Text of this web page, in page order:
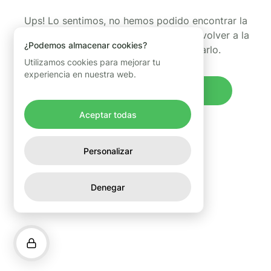
Ups! Lo sentimos, no hemos podido encontrar la
página que estabas buscando. Puedes volver a la
página de inicio y volver a intentarlo.
¿Podemos almacenar cookies?
Utilizamos cookies para mejorar tu
experiencia en nuestra web.
Aceptar todas
Personalizar
Denegar